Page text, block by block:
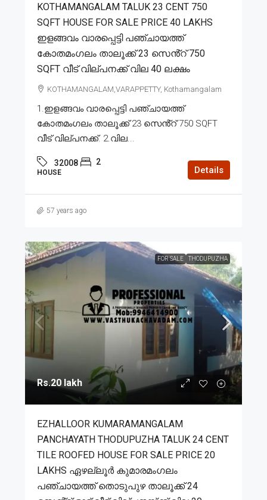
KOTHAMANGALAM TALUK 23 CENT 750
SQFT HOUSE FOR SALE PRICE 40 LAKHS
ഇളങ്ങവം വാരപ്പെട്ടി പഞ്ചായത്ത്
കോതമംഗലം താലൂക്ക് 23 സെൻ്റ് 750
SQFT വീട് വില്പനക്ക് വില 40 ലക്ഷം
KOTHAMANGALAM,VARAPPETTY, Kothamangalam
1.ഇളങ്ങവം വാരപ്പെട്ടി പഞ്ചായത്ത്
കോതമംഗലം താലൂക്ക് 23 സെൻ്റ് 750 SQFT
വീട് വില്പനക്ക്. 2.വില...
32008 2
HOUSE Details
57 years ago
FOR SALE THODUPUZHA
Rs.20 lakh
EZHALLOOR KUMARAMANGALAM
PANCHAYATH THODUPUZHA TALUK 24 CENT
TILE ROOFED HOUSE FOR SALE PRICE 20
LAKHS ഏഴല്ലൂർ കുമാരമംഗലം
പഞ്ചായത്ത് തൊടുപുഴ താലൂക്ക് 24